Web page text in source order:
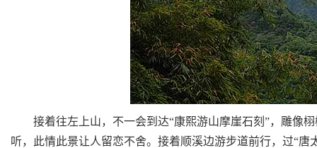
接着往左上山，不一会到达“康熙游山摩崖石刻”，雕像栩
听，此情此景让人留恋不舍。接着顺溪边游步道前行，过“